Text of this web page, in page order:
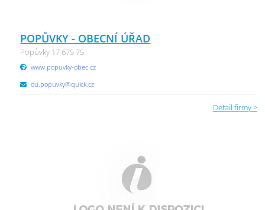
POPŮVKY - OBECNÍ ÚŘAD
Popůvky 17 675 75
www.popuvky-obec.cz
ou.popuvky@quick.cz
Detail firmy >